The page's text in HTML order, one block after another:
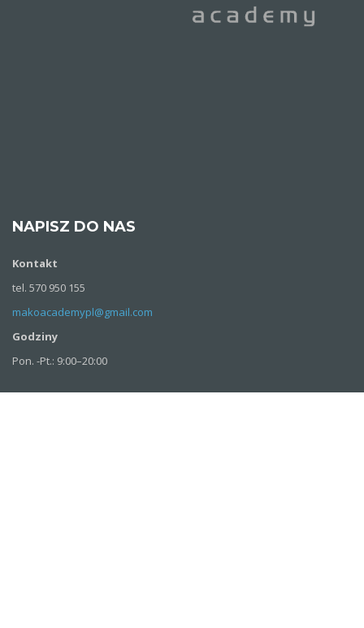
NAPISZ DO NAS
Kontakt
tel. 570 950 155
makoacademypl@gmail.com
Godziny
Pon. -Pt.: 9:00–20:00